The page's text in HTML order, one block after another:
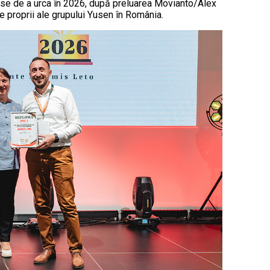
de a urca în 2026, după preluarea Movianto/Alex
ale grupului Yusen în România.